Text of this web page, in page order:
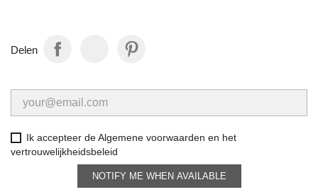
Delen
Ik accepteer de Algemene voorwaarden en het
vertrouwelijkheidsbeleid
NOTIFY ME WHEN AVAILABLE